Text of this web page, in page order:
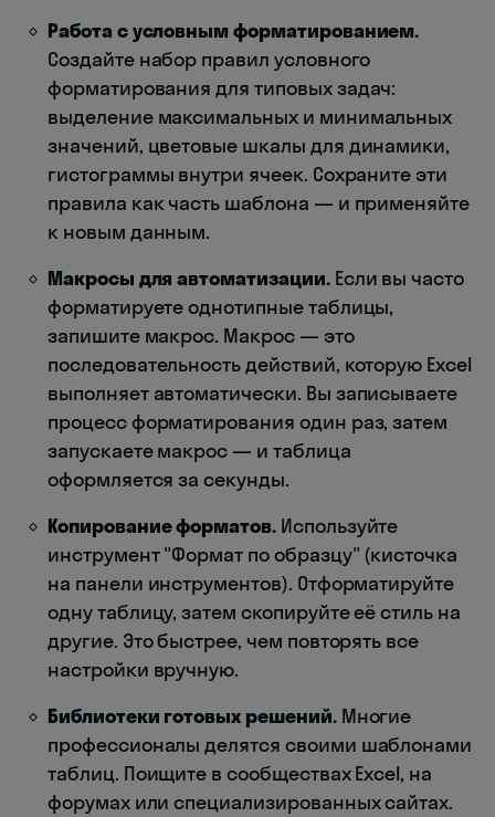
Работа с условным форматированием.
Создайте набор правил условного
форматирования для типовых задач:
выделение максимальных и минимальных
значений, цветовые шкалы для динамики,
гистограммы внутри ячеек. Сохраните эти
правила как часть шаблона — и применяйте
к новым данным.
Макросы для автоматизации.Если вы часто
форматируете однотипные таблицы,
запишите макрос. Макрос — это
последовательность действий, которую Excel
выполняет автоматически. Вы записываете
процесс форматирования один раз, затем
запускаете макрос — и таблица
оформляется за секунды.
Копирование форматов.Используйте
инструмент "Формат по образцу" (кисточка
на панели инструментов). Отформатируйте
одну таблицу, затем скопируйте её стиль на
другие. Это быстрее, чем повторять все
настройки вручную.
Библиотеки готовых решений.Многие
профессионалы делятся своими шаблонами
таблиц. Поищите в сообществах Excel, на
форумах или специализированных сайтах.